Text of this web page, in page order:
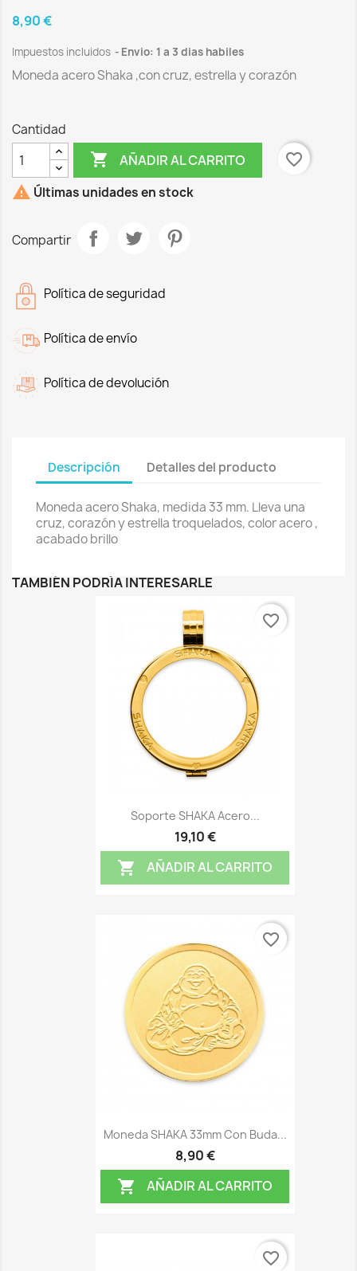
8,90 €
Impuestos incluidos Envio: 1 a 3 dias habiles
Moneda acero Shaka ,con cruz, estrella y corazón
Cantidad
 AÑADIR AL CARRITO
favorite_border
 Últimas unidades en stock
Compartir
Política de seguridad
Política de envío
Política de devolución
Descripción Detalles del producto
Moneda acero Shaka, medida 33 mm. Lleva una
cruz, corazón y estrella troquelados, color acero ,
acabado brillo
TAMBIÉN PODRÍA INTERESARLE
Soporte SHAKA Acero...
19,10 €
 AÑADIR AL CARRITO
favorite_border
Moneda SHAKA 33mm Con Buda...
8,90 €
 AÑADIR AL CARRITO
favorite_border
favorite_border